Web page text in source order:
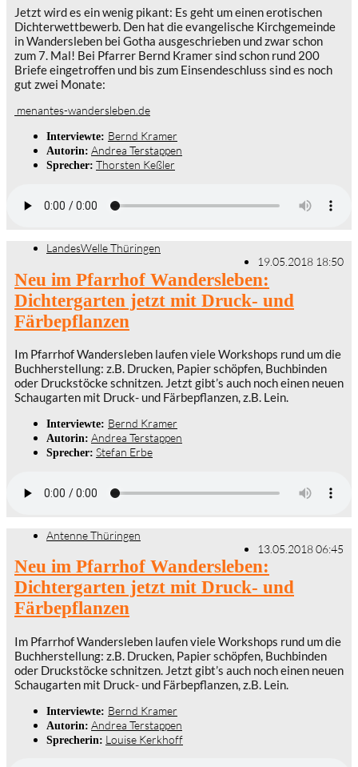
Jetzt wird es ein wenig pikant: Es geht um einen erotischen
Dichterwettbewerb. Den hat die evangelische Kirchgemeinde
in Wandersleben bei Gotha ausgeschrieben und zwar schon
zum 7. Mal! Bei Pfarrer Bernd Kramer sind schon rund 200
Briefe eingetroffen und bis zum Einsendeschluss sind es noch
gut zwei Monate:
menantes-wandersleben.de
Interviewte: Bernd Kramer
Autorin: Andrea Terstappen
Sprecher: Thorsten Keßler
LandesWelle Thüringen
19.05.2018 18:50
Neu im Pfarrhof Wandersleben:
Dichtergarten jetzt mit Druck- und
Färbepflanzen
Im Pfarrhof Wandersleben laufen viele Workshops rund um die
Buchherstellung: z.B. Drucken, Papier schöpfen, Buchbinden
oder Druckstöcke schnitzen. Jetzt gibt’s auch noch einen neuen
Schaugarten mit Druck- und Färbepflanzen, z.B. Lein.
Interviewte: Bernd Kramer
Autorin: Andrea Terstappen
Sprecher: Stefan Erbe
Antenne Thüringen
13.05.2018 06:45
Neu im Pfarrhof Wandersleben:
Dichtergarten jetzt mit Druck- und
Färbepflanzen
Im Pfarrhof Wandersleben laufen viele Workshops rund um die
Buchherstellung: z.B. Drucken, Papier schöpfen, Buchbinden
oder Druckstöcke schnitzen. Jetzt gibt’s auch noch einen neuen
Schaugarten mit Druck- und Färbepflanzen, z.B. Lein.
Interviewte: Bernd Kramer
Autorin: Andrea Terstappen
Sprecherin: Louise Kerkhoff